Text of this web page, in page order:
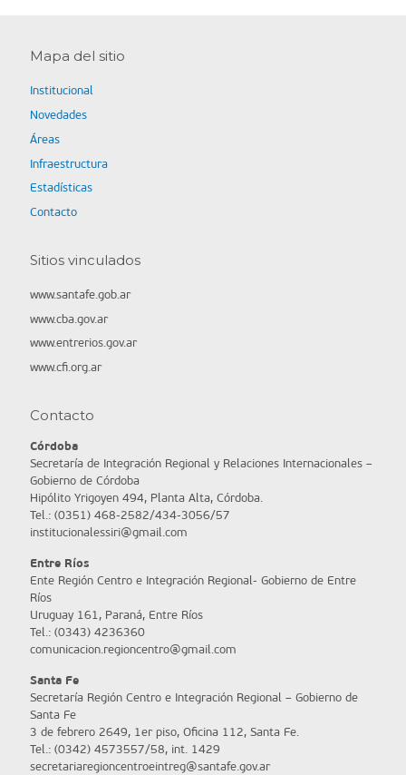
Mapa del sitio
Institucional
Novedades
Áreas
Infraestructura
Estadísticas
Contacto
Sitios vinculados
www.santafe.gob.ar
www.cba.gov.ar
www.entrerios.gov.ar
www.cfi.org.ar
Contacto
Córdoba
Secretaría de Integración Regional y Relaciones Internacionales –
Gobierno de Córdoba
Hipólito Yrigoyen 494, Planta Alta, Córdoba.
Tel.: (0351) 468-2582/434-3056/57
institucionalessiri@gmail.com
Entre Ríos
Ente Región Centro e Integración Regional- Gobierno de Entre
Ríos
Uruguay 161, Paraná, Entre Ríos
Tel.: (0343) 4236360
comunicacion.regioncentro@gmail.com
Santa Fe
Secretaría Región Centro e Integración Regional – Gobierno de
Santa Fe
3 de febrero 2649, 1er piso, Oficina 112, Santa Fe.
Tel.: (0342) 4573557/58, int. 1429
secretariaregioncentroeintreg@santafe.gov.ar